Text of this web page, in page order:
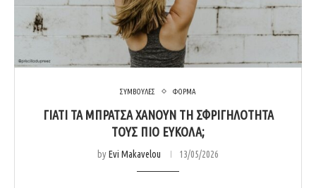
ΣΥΜΒΟΥΛΕΣ ΦΟΡΜΑ
ΓΙΑΤΊ ΤΑ ΜΠΡΆΤΣΑ ΧΆΝΟΥΝ ΤΗ ΣΦΡΙΓΗΛΌΤΗΤΆ
ΤΟΥΣ ΠΙΟ ΕΎΚΟΛΑ;
byEvi Makavelou 13/05/2026